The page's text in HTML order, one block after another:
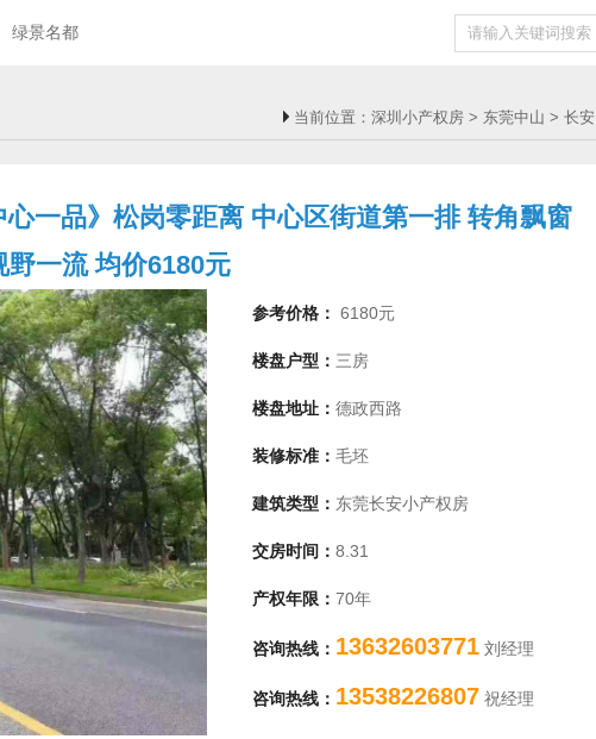
1
绿景名都
当前位置： 深圳小产权房 > 东莞中山 > 长安
一品》松岗零距离 中心区街道第一排 转角飘窗
野一流 均价6180元
参考价格： 6180元
楼盘户型： 三房
楼盘地址： 德政西路
装修标准： 毛坯
建筑类型： 东莞长安小产权房
交房时间： 8.31
产权年限： 70年
咨询热线： 13632603771 刘经理
咨询热线： 13538226807 祝经理